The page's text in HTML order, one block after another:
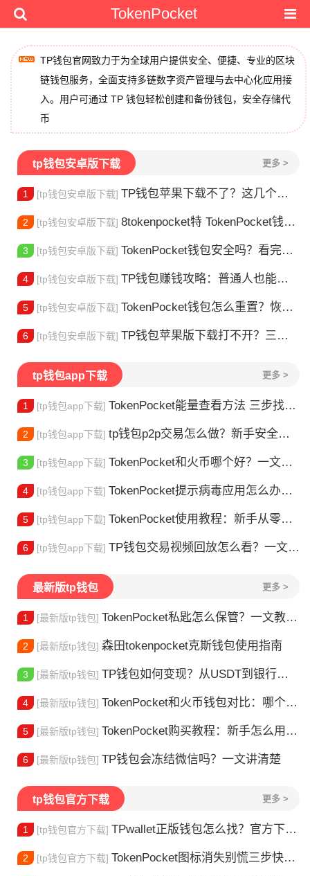
TokenPocket
TP钱包官网致力于为全球用户提供安全、便捷、专业的区块
链钱包服务，全面支持多链数字资产管理与去中心化应用接
入。用户可通过 TP 钱包轻松创建和备份钱包，安全存储代
币
tp钱包安卓版下载 更多 >
1 [tp钱包安卓版下载] TP钱包苹果下载不了？这几个原因你得知道
2 [tp钱包安卓版下载] 8tokenpocket特 TokenPocket钱包特色功能详解，新手老手都该知道
3 [tp钱包安卓版下载] TokenPocket钱包安全吗？看完这篇你就懂了
4 [tp钱包安卓版下载] TP钱包赚钱攻略：普通人也能做的几种方式
5 [tp钱包安卓版下载] TokenPocket钱包怎么重置？恢复出厂设置方法详解
6 [tp钱包安卓版下载] TP钱包苹果版下载打不开？三步解决下载问题
tp钱包app下载 更多 >
1 [tp钱包app下载] TokenPocket能量查看方法 三步找到TRX能量余额
2 [tp钱包app下载] tp钱包p2p交易怎么做？新手安全指南
3 [tp钱包app下载] TokenPocket和火币哪个好？一文帮你理清选择
4 [tp钱包app下载] TokenPocket提示病毒应用怎么办？原因全解析
5 [tp钱包app下载] TokenPocket使用教程：新手从零学会钱包操作
6 [tp钱包app下载] TP钱包交易视频回放怎么看？一文教你轻松找回
最新版tp钱包 更多 >
1 [最新版tp钱包] TokenPocket私匙怎么保管？一文教你守住钱包资产
2 [最新版tp钱包] 森田tokenpocket克斯钱包使用指南
3 [最新版tp钱包] TP钱包如何变现？从USDT到银行卡的完整攻略
4 [最新版tp钱包] TokenPocket和火币钱包对比：哪个更适合你？
5 [最新版tp钱包] TokenPocket购买教程：新手怎么用TP钱包买币
6 [最新版tp钱包] TP钱包会冻结微信吗？一文讲清楚
tp钱包官方下载 更多 >
1 [tp钱包官方下载] TPwallet正版钱包怎么找？官方下载渠道全解析
2 [tp钱包官方下载] TokenPocket图标消失别慌三步快速找回你的钱包